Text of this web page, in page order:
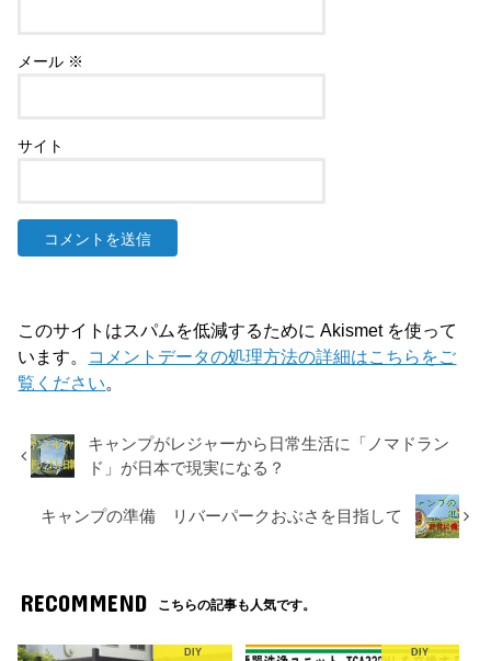
メール ※
サイト
このサイトはスパムを低減するために Akismet を使って
います。 コメントデータの処理方法の詳細はこちらをご
覧ください。
キャンプがレジャーから日常生活に「ノマドラン
ド」が日本で現実になる？
キャンプの準備 リバーパークおぶさを目指して
RECOMMEND こちらの記事も人気です。
DIY DIY